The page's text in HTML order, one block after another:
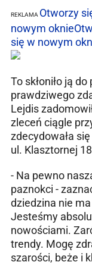
REKLAMA Otworzy
nowym oknie
się w nowym
To skłoniło ją
prawdziwego
Lejdis
zleceń ciągle
zdecydowała
ul. Klasztornej
- Na pewno
paznokci -
dziedzina nie
Jesteśmy
nowościami.
trendy. Mogę
szarości, beże i